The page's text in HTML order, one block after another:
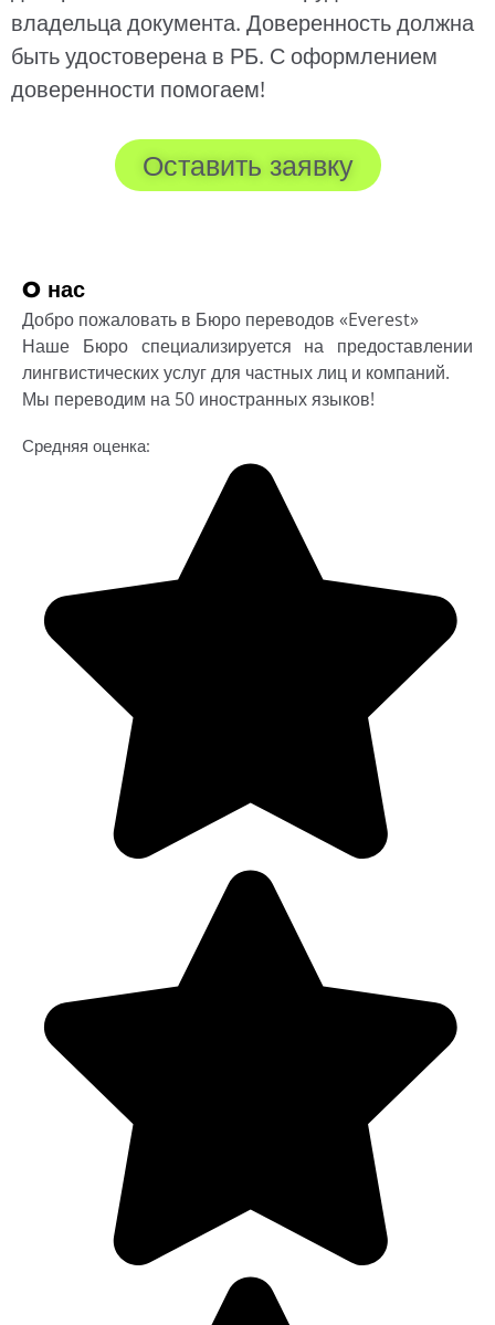
владельца документа. Доверенность должна
быть удостоверена в РБ. С оформлением
доверенности помогаем!
Оставить заявку
O нас
Добро пожаловать в Бюро переводов «Everest»
Наше Бюро специализируется на предоставлении
лингвистических услуг для частных лиц и компаний.
Мы переводим на 50 иностранных языков!
Средняя оценка: